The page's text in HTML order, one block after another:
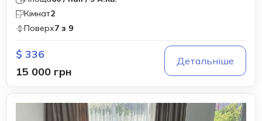
Кімнат2
Поверх7 з 9
$ 336
15 000 грн
Детальніше